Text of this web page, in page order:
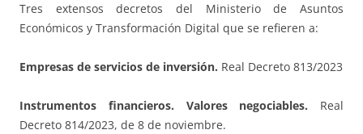
Tres extensos decretos del Ministerio de Asuntos
Económicos y Transformación Digital que se refieren a:
Empresas de servicios de inversión. Real Decreto 813/2023
Instrumentos financieros. Valores negociables. Real
Decreto 814/2023, de 8 de noviembre.